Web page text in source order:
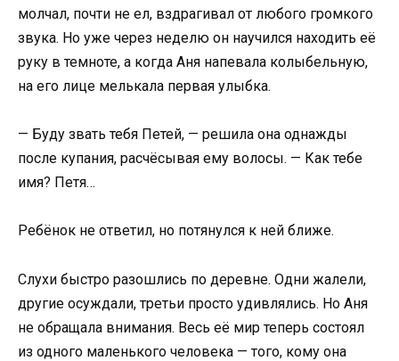
молчал, почти не ел, вздрагивал от любого громкого
звука. Но уже через неделю он научился находить её
руку в темноте, а когда Аня напевала колыбельную,
на его лице мелькала первая улыбка.
— Буду звать тебя Петей, — решила она однажды
после купания, расчёсывая ему волосы. — Как тебе
имя? Петя…
Ребёнок не ответил, но потянулся к ней ближе.
Слухи быстро разошлись по деревне. Одни жалели,
другие осуждали, третьи просто удивлялись. Но Аня
не обращала внимания. Весь её мир теперь состоял
из одного маленького человека — того, кому она